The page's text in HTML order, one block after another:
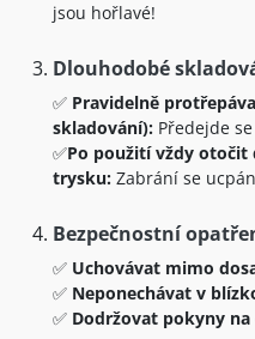
jsou hořlavé!
Dlouhodobé
✅ Pravidelně
skladování): Předejde
✅Po použití vždy
trysku: Zabrání se
Bezpečnostní
✅ Uchovávat mimo
✅ Neponechávat v
✅ Dodržovat pokyny